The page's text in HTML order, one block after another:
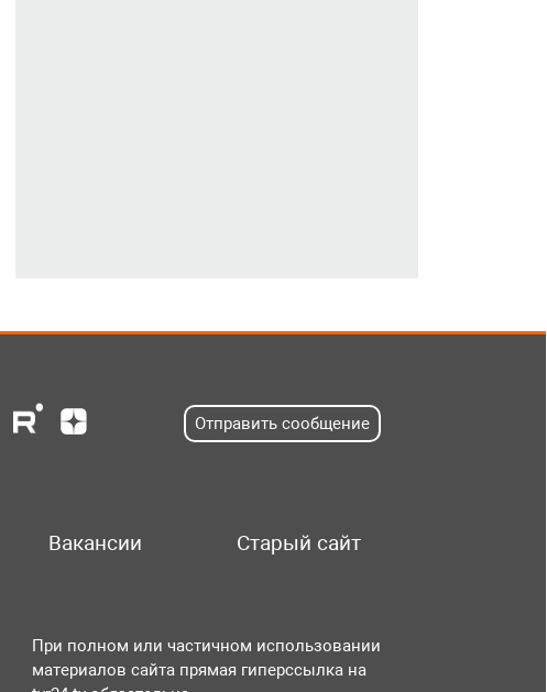
Отправить сообщение
Вакансии Старый сайт
При полном или частичном использовании
материалов сайта прямая гиперссылка на